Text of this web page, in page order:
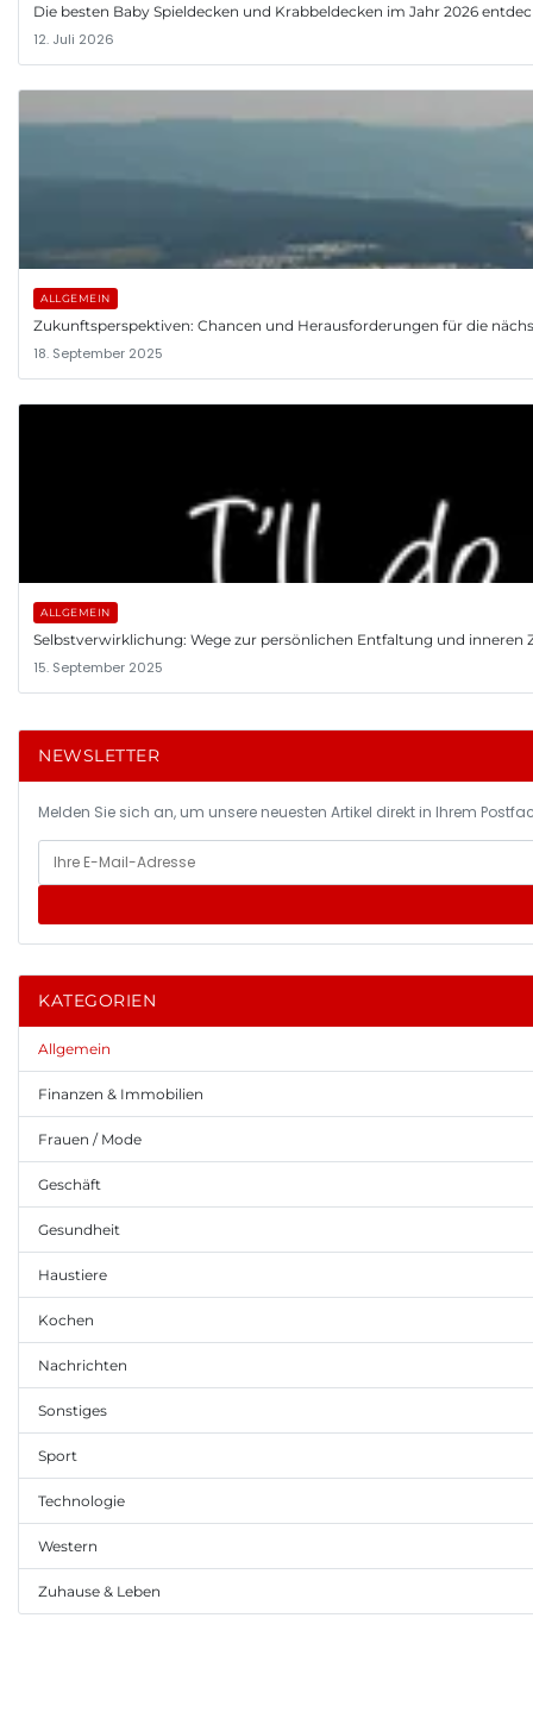
Die besten Baby Spieldecken und Krabbeldecken im Jahr 2026
12. Juli 2026
ALLGEMEIN
Zukunftsperspektiven: Chancen und Herausforderungen für die
18. September 2025
ALLGEMEIN
Selbstverwirklichung: Wege zur persönlichen Entfaltung und inneren
15. September 2025
NEWSLETTER
Melden Sie sich an, um unsere neuesten Artikel direkt in Ihrem
KATEGORIEN
Allgemein
Finanzen & Immobilien
Frauen / Mode
Geschäft
Gesundheit
Haustiere
Kochen
Nachrichten
Sonstiges
Sport
Technologie
Western
Zuhause & Leben